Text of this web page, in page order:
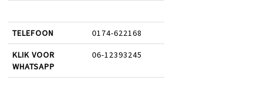
TELEFOON 0174-622168
KLIK VOOR
WHATSAPP
06-12393245